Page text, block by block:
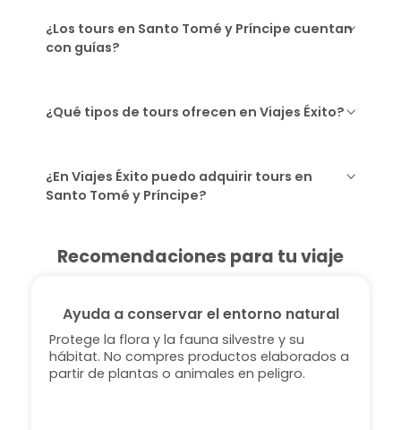
¿Los tours en Santo Tomé y Príncipe cuentan
con guías?
¿Qué tipos de tours ofrecen en Viajes Éxito?
¿En Viajes Éxito puedo adquirir tours en
Santo Tomé y Príncipe?
Recomendaciones para tu viaje
Ayuda a conservar el entorno natural
Protege la flora y la fauna silvestre y su
hábitat. No compres productos elaborados a
partir de plantas o animales en peligro.